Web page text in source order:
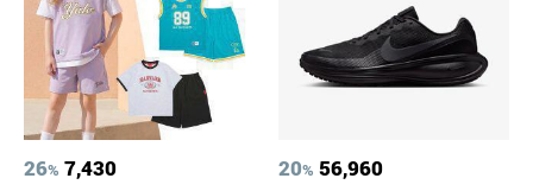
26% 7,430 20% 56,960